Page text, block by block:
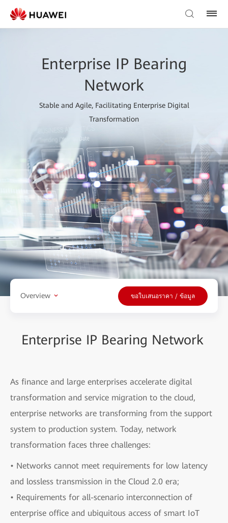
Enterprise IP Bearing
Network
Stable and Agile, Facilitating Enterprise Digital
Transformation
Overview ขอใบเสนอราคา / ข้อมูล
Enterprise IP Bearing Network
As finance and large enterprises accelerate digital
transformation and service migration to the cloud,
enterprise networks are transforming from the support
system to production system. Today, network
transformation faces three challenges:
• Networks cannot meet requirements for low latency
and lossless transmission in the Cloud 2.0 era;
• Requirements for all-scenario interconnection of
enterprise office and ubiquitous access of smart IoT